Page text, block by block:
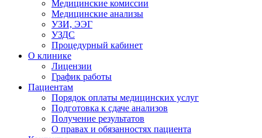
Медицинские комиссии
Медицинские анализы
УЗИ, ЭЭГ
УЗДС
Процедурный кабинет
О клинике
Лицензии
График работы
Пациентам
Порядок оплаты медицинских услуг
Подготовка к сдаче анализов
Получение результатов
О правах и обязанностях пациента